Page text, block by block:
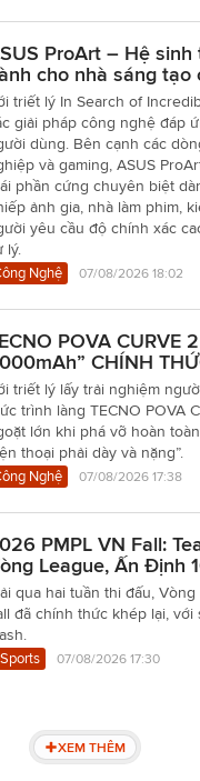
ProArt – Hệ
cho nhà sáng tạo
triết lý In Search of
giải pháp công nghệ đáp
dùng. Bên cạnh các
và gaming, ASUS
phần cứng chuyên biệt
ảnh gia, nhà làm phim,
yêu cầu độ chính xác
lý.
Nghệ
07/08/2026 18:02
POVA CURVE
CHÍNH
triết lý lấy trải nghiệm
trình làng TECNO POVA
lớn khi phá vỡ hoàn
thoại phải dày và nặng”.
Nghệ
07/08/2026 17:38
PMPL VN Fall:
League, Ấn Định
qua hai tuần thi đấu,
đã chính thức khép lại,
07/08/2026 17:30
XEM THÊM